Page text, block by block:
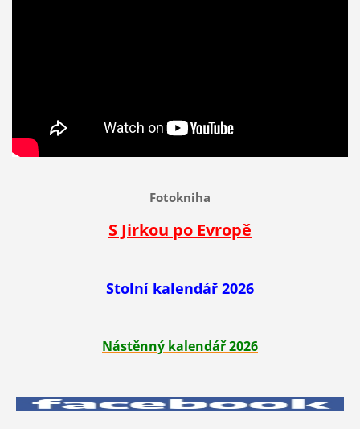
Fotokniha
S Jirkou po Evropě
Stolní kalendář 2026
Nástěnný kalendář 2026